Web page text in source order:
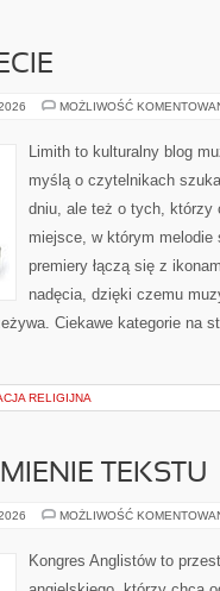
MOŻLIWOŚĆ
Limith to kulturalny blog
myślą o czytelnikach
dniu, ale też o tych, którzy
miejsce, w którym
premiery łączą się z
nadęcia, dzięki czemu
Ciekawe kategorie na
RELIGIJNA
TEKSTU
MOŻLIWOŚĆ
Kongres Anglistów to